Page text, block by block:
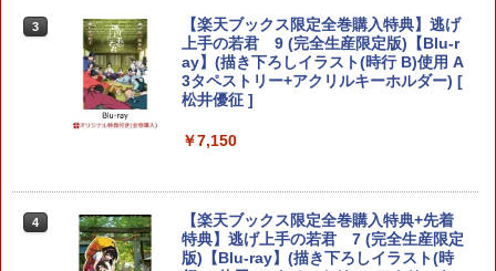
【お買い物マラソン期間限定♪最大30％O
ードケース FancyCase-G05 Nintendo
2025年 スイッチ2モデル用 スリムケース
ハードポーチ ゲームカード12枚収納 ア
クセサリーポーチ
￥2,653
70年代風ロボットアニメ ゲッP-X PS5
版
￥3,878
【中古】REANIMAL(リアニマル)ソフト:
プレイステーション5ソフト／アクショ
ン・ゲーム
3
【楽天ブックス限定全巻購入特典】逃げ
上手の若君 9 (完全生産限定版)【Blu-r
ay】(描き下ろしイラスト(時行 B)使用 A
3タペストリー+アクリルキーホルダー) [
松井優征 ]
￥7,150
4
【楽天ブックス限定全巻購入特典+先着
特典】逃げ上手の若君 7 (完全生産限定
版)【Blu-ray】(描き下ろしイラスト(時